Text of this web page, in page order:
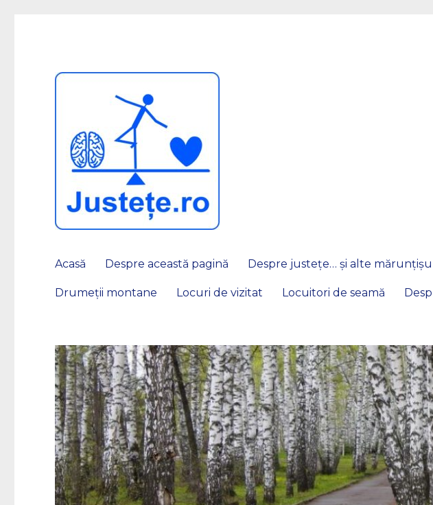
Acasă Despre această pagină Despre justețe… și alte
Drumeții montane Locuri de vizitat Locuitori de seamă